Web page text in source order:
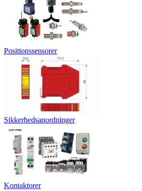
Positionssensorer
Sikkerhedsanordninger
Kontaktorer